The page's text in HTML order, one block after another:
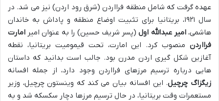
عهده گرفت که شامل منطقه فرااردن (شرق رود اردن) نیز می شد. در
سال ۱۹۲۱، بریتانیا برای تثبیت اوضاع منطقه و پاداش به خاندان
هاشمی،امیر عبدالله اول(پسر شریف حسین) را به عنوان امیر امارت
فرااردن منصوب کرد. این امارت، تحت قیمومیت بریتانیا، نقطه
آغازین شکل گیری اردن مدرن بود. جالب است بدانید که داستان
هایی درباره ترسیم مرزهای فرااردن وجود دارد، از جمله افسانه
زیگزاگ چرچیل. این افسانه بیان می کند که وینستون چرچیل، وزیر
مستعمرات وقت بریتانیا، در حال ترسیم مرزها دچار سکسکه شد و به